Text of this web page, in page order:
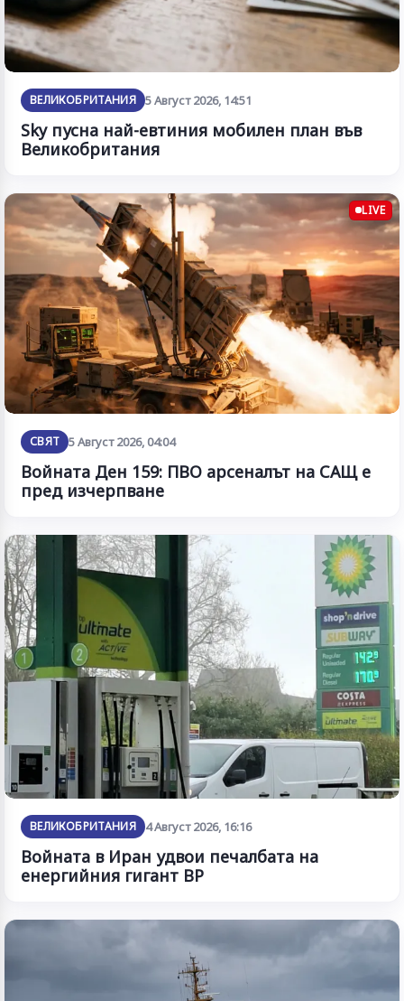
ВЕЛИКОБРИТАНИЯ 5 Август 2026, 14:51
Sky пусна най-евтиния мобилен план във
Великобритания
LIVE
СВЯТ 5 Август 2026, 04:04
Войната Ден 159: ПВО арсеналът на САЩ е
пред изчерпване
ВЕЛИКОБРИТАНИЯ 4 Август 2026, 16:16
Войната в Иран удвои печалбата на
енергийния гигант BP